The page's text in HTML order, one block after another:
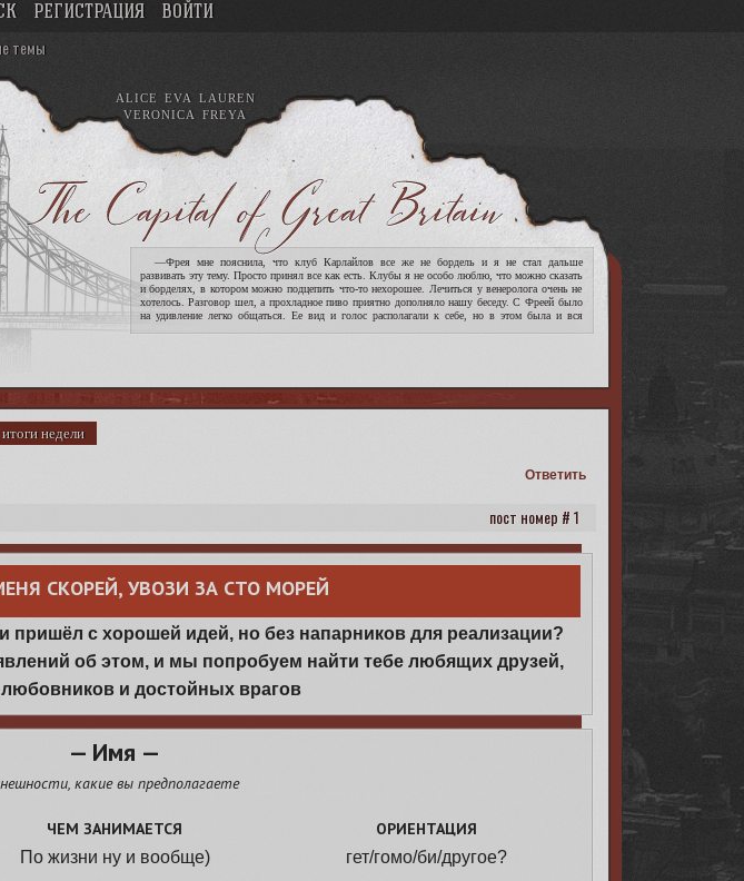
ALICE EVA LAUREN
VERONICA
FREYA
—Фрея мне пояснила, что клуб Карлайлов все же не бордель и я не стал дальше
развивать эту тему. Просто принял все как есть. Клубы я не особо люблю, что можно сказать
и борделях, в котором можно подцепить что-то нехорошее. Лечиться у венеролога очень не
хотелось. Разговор шел, а прохладное пиво приятно дополняло нашу беседу. С Фреей было
на удивление легко общаться. Ее вид и голос располагали к себе, но в этом была и вся
РЕГИСТРАЦИЯ ВОЙТИ
темы
итоги недели
Ответить
1
СКОРЕЙ, УВОЗИ ЗА СТО МОРЕЙ
пришёл с хорошей идей, но без напарников для реализации?
об этом, и мы попробуем найти тебе любящих друзей,
и достойных врагов
— Имя —
какие вы предполагаете
ЧЕМ ЗАНИМАЕТСЯ
По жизни ну и вообще)
ОРИЕНТАЦИЯ
гет/гомо/би/другое?